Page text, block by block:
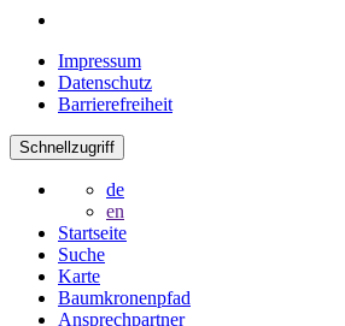
Impressum
Datenschutz
Barrierefreiheit
Schnellzugriff
de
en
Startseite
Suche
Karte
Baumkronenpfad
Ansprechpartner